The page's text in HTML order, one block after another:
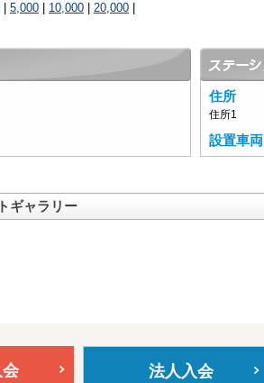
5,000 10,000 20,000
住所
住所1
設置車両
ギャラリー
法人入会